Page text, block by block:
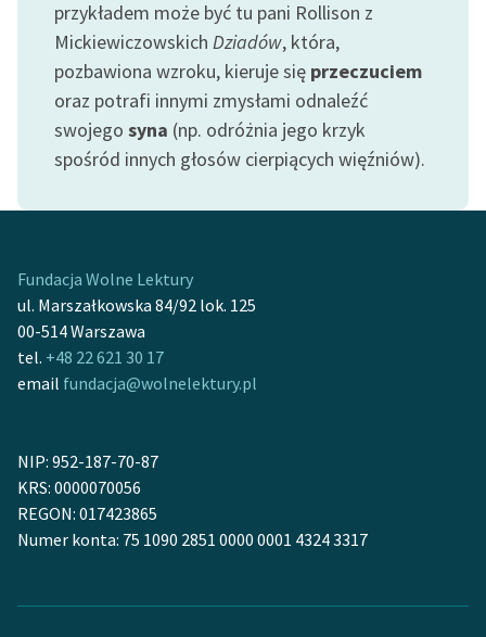
Kontakt
O projekcie
Materiały promocyjne
Polityka prywatności
Regulamin biblioteki
sprawozdania finansowe
Regulamin darowizn
Informacja o treściach
przykładem może być tu pani Rollison z
Mickiewiczowskich Dziadów, która,
pozbawiona wzroku, kieruje się przeczuciem
oraz potrafi innymi zmysłami odnaleźć
swojego syna (np. odróżnia jego krzyk
spośród innych głosów cierpiących więźniów).
Fundacja Wolne Lektury
ul. Marszałkowska 84/92 lok. 125
00-514 Warszawa
tel. +48 22 621 30 17
email fundacja@wolnelektury.pl
NIP: 952-187-70-87
KRS: 0000070056
REGON: 017423865
Numer konta: 75 1090 2851 0000 0001 4324 3317